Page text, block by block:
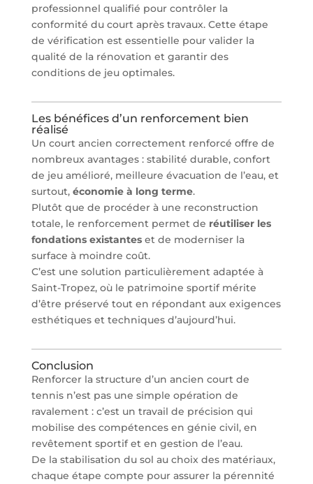
professionnel qualifié pour contrôler la
conformité du court après travaux. Cette étape
de vérification est essentielle pour valider la
qualité de la rénovation et garantir des
conditions de jeu optimales.
Les bénéfices d’un renforcement bien
réalisé
Un court ancien correctement renforcé offre de
nombreux avantages : stabilité durable, confort
de jeu amélioré, meilleure évacuation de l’eau, et
surtout, économie à long terme.
Plutôt que de procéder à une reconstruction
totale, le renforcement permet de réutiliser les
fondations existanteset de moderniser la
surface à moindre coût.
C’est une solution particulièrement adaptée à
Saint-Tropez, où le patrimoine sportif mérite
d’être préservé tout en répondant aux exigences
esthétiques et techniques d’aujourd’hui.
Conclusion
Renforcer la structure d’un ancien court de
tennis n’est pas une simple opération de
ravalement : c’est un travail de précision qui
mobilise des compétences en génie civil, en
revêtement sportif et en gestion de l’eau.
De la stabilisation du sol au choix des matériaux,
chaque étape compte pour assurer la pérennité